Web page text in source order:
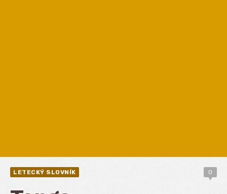
LETECKÝ SLOVNÍK 0